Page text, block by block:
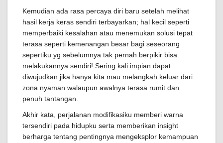
Kemudian ada rasa percaya diri baru setelah melihat
hasil kerja keras sendiri terbayarkan; hal kecil seperti
memperbaiki kesalahan atau menemukan solusi tepat
terasa seperti kemenangan besar bagi seseorang
sepertiku yg sebelumnya tak pernah berpikir bisa
melakukannya sendiri! Sering kali impian dapat
diwujudkan jika hanya kita mau melangkah keluar dari
zona nyaman walaupun awalnya terasa rumit dan
penuh tantangan.
Akhir kata, perjalanan modifikasiku memberi warna
tersendiri pada hidupku serta memberikan insight
berharga tentang pentingnya mengeksplor kemampuan